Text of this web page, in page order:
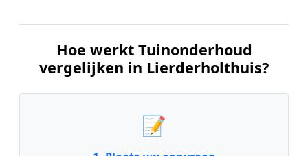
Hoe werkt Tuinonderhoud
vergelijken in Lierderholthuis?
📝